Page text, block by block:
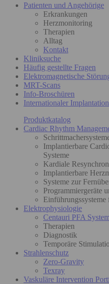
Patienten und Angehörige
Erkrankungen
Herzmonitoring
Therapien
Alltag
Kontakt
Kliniksuche
Häufig gestellte Fragen
Elektromagnetische
MRT-Scans
Info-Broschüren
Internationaler
Produktkatalog
Cardiac Rhythm
Implantierbare
Systeme
Kardiale
Implantierbare
Systeme zur
Programmiergeräte
Elektrophysiologie
Centauri PFA System
Therapien
Diagnostik
Temporäre
Strahlenschutz
Zero-Gravity
Texray
Vaskuläre Intervention